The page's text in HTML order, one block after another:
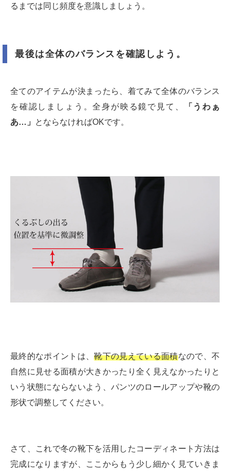
るまでは同じ頻度を意識しましょう。
最後は全体のバランスを確認しよう。
全てのアイテムが決まったら、着てみて全体のバランス
を確認しましょう。全身が映る鏡で見て、
「うわぁ
あ…」
とならなければOKです。
最終的なポイントは、靴下の見えている面積なので、不
自然に見せる面積が大きかったり全く見えなかったりと
いう状態にならないよう、パンツのロールアップや靴の
形状で調整してください。
さて、これで冬の靴下を活用したコーディネート方法は
完成になりますが、ここからもう少し細かく見ていきま